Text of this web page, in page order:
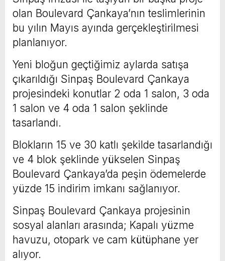
olan Boulevard Çankaya’nın teslimlerinin
bu yılın Mayıs ayında gerçekleştirilmesi
planlanıyor.
Yeni bloğun geçtiğimiz aylarda satışa
çıkarıldığı Sinpaş Boulevard Çankaya
projesindeki konutlar 2 oda 1 salon, 3 oda
1 salon ve 4 oda 1 salon şeklinde
tasarlandı.
Blokların 15 ve 30 katlı şekilde tasarlandığı
ve 4 blok şeklinde yükselen Sinpaş
Boulevard Çankaya’da peşin ödemelerde
yüzde 15 indirim imkanı sağlanıyor.
Sinpaş Boulevard Çankaya projesinin
sosyal alanları arasında; Kapalı yüzme
havuzu, otopark ve cam kütüphane yer
alıyor.